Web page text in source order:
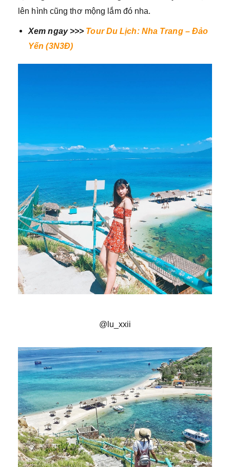
lên hình cũng thơ mộng lắm đó nha.
Xem ngay >>> Tour Du Lịch: Nha Trang – Đảo
Yến (3N3Đ)
@lu_xxii